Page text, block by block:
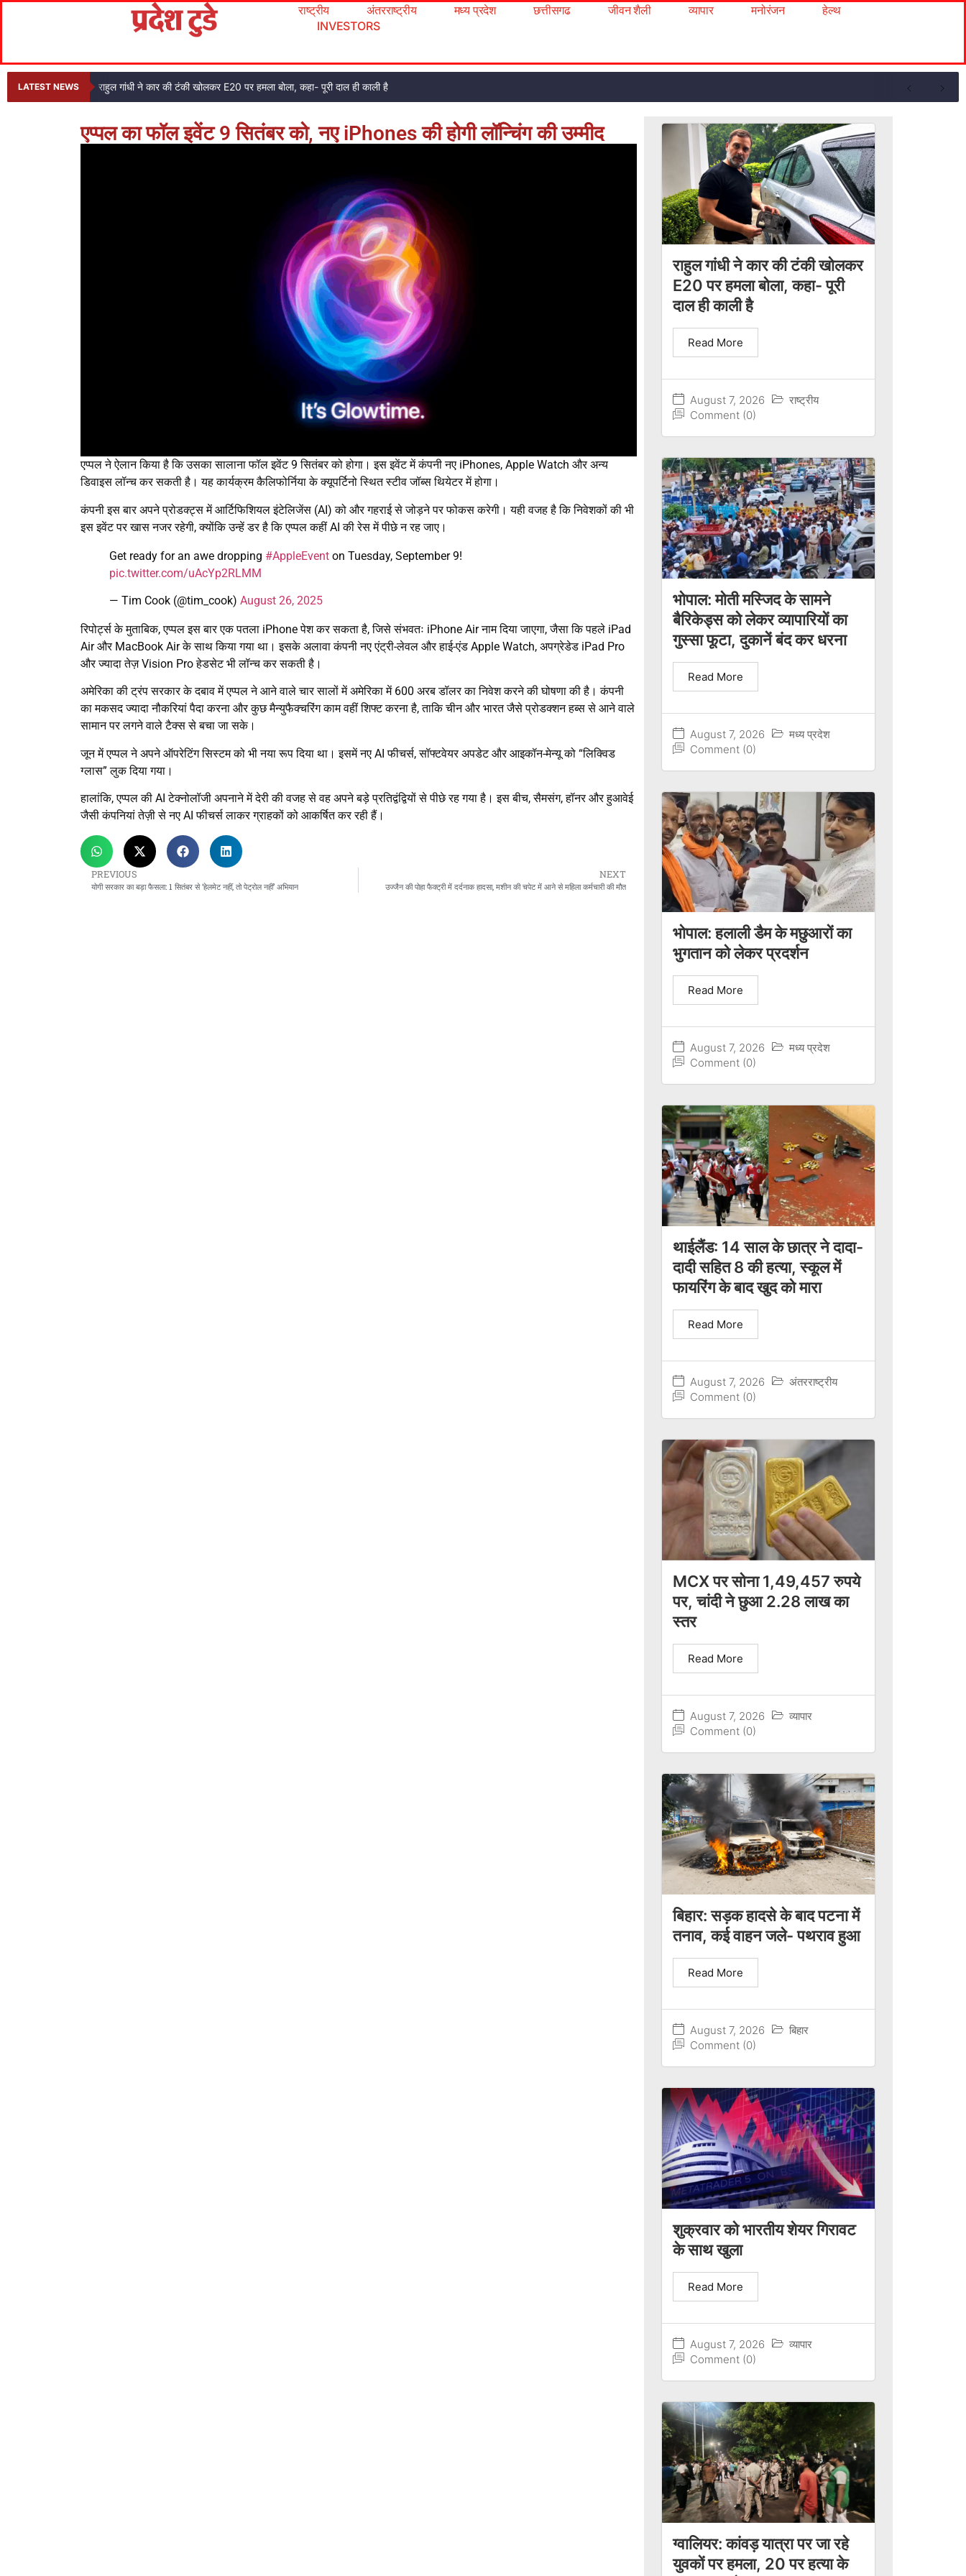
राष्ट्रीय अंतरराष्ट्रीय मध्य प्रदेश छत्तीसगढ जीवन शैली व्यापार मनोरंजन
हेल्थ
INVESTORS
LATEST NEWS राहुल गांधी ने कार की टंकी खोलकर E20 पर हमला बोला, कहा- पूरी दाल ही काली है
एप्पल का फॉल इवेंट 9 सितंबर को, नए iPhones की होगी लॉन्चिंग की उम्मीद
एप्पल ने ऐलान किया है कि उसका सालाना फॉल इवेंट 9 सितंबर को होगा। इस इवेंट में कंपनी नए iPhones, Apple Watch और अन्य
डिवाइस लॉन्च कर सकती है। यह कार्यक्रम कैलिफोर्निया के क्यूपर्टिनो स्थित स्टीव जॉब्स थियेटर में होगा।
कंपनी इस बार अपने प्रोडक्ट्स में आर्टिफिशियल इंटेलिजेंस (AI) को और गहराई से जोड़ने पर फोकस करेगी। यही वजह है कि निवेशकों की भी
इस इवेंट पर खास नजर रहेगी, क्योंकि उन्हें डर है कि एप्पल कहीं AI की रेस में पीछे न रह जाए।
Get ready for an awe dropping #AppleEvent on Tuesday, September 9!
pic.twitter.com/uAcYp2RLMM
— Tim Cook (@tim_cook) August 26, 2025
रिपोर्ट्स के मुताबिक, एप्पल इस बार एक पतला iPhone पेश कर सकता है, जिसे संभवतः iPhone Air नाम दिया जाएगा, जैसा कि पहले iPad
Air और MacBook Air के साथ किया गया था। इसके अलावा कंपनी नए एंट्री-लेवल और हाई-एंड Apple Watch, अपग्रेडेड iPad Pro
और ज्यादा तेज़ Vision Pro हेडसेट भी लॉन्च कर सकती है।
अमेरिका की ट्रंप सरकार के दबाव में एप्पल ने आने वाले चार सालों में अमेरिका में 600 अरब डॉलर का निवेश करने की घोषणा की है। कंपनी
का मकसद ज्यादा नौकरियां पैदा करना और कुछ मैन्युफैक्चरिंग काम वहीं शिफ्ट करना है, ताकि चीन और भारत जैसे प्रोडक्शन हब्स से आने वाले
सामान पर लगने वाले टैक्स से बचा जा सके।
जून में एप्पल ने अपने ऑपरेटिंग सिस्टम को भी नया रूप दिया था। इसमें नए AI फीचर्स, सॉफ्टवेयर अपडेट और आइकॉन-मेन्‍यू को “लिक्विड
ग्लास” लुक दिया गया।
हालांकि, एप्पल की AI टेक्नोलॉजी अपनाने में देरी की वजह से वह अपने बड़े प्रतिद्वंद्वियों से पीछे रह गया है। इस बीच, सैमसंग, हॉनर और हुआवेई
जैसी कंपनियां तेज़ी से नए AI फीचर्स लाकर ग्राहकों को आकर्षित कर रही हैं।
PREVIOUS
योगी सरकार का बड़ा फैसला: 1 सितंबर से ‘हेलमेट नहीं, तो पेट्रोल नहीं’ अभियान
NEXT
उज्जैन की पोहा फैक्ट्री में दर्दनाक हादसा, मशीन की चपेट में आने से महिला कर्मचारी की मौत
राहुल गांधी ने कार की टंकी खोलकर
E20 पर हमला बोला, कहा- पूरी
दाल ही काली है
August 7, 2026
राष्ट्रीय
Comment (0)
Read More
भोपाल: मोती मस्जिद के सामने
बैरिकेड्स को लेकर व्यापारियों का
गुस्सा फूटा, दुकानें बंद कर धरना
August 7, 2026
मध्य प्रदेश
Comment (0)
Read More
भोपाल: हलाली डैम के मछुआरों का
भुगतान को लेकर प्रदर्शन
August 7, 2026
मध्य प्रदेश
Comment (0)
Read More
थाईलैंड: 14 साल के छात्र ने दादा-
दादी सहित 8 की हत्या, स्कूल में
फायरिंग के बाद खुद को मारा
August 7, 2026
अंतरराष्ट्रीय
Comment (0)
Read More
MCX पर सोना 1,49,457 रुपये
पर, चांदी ने छुआ 2.28 लाख का
स्तर
August 7, 2026
व्यापार
Comment (0)
Read More
बिहार: सड़क हादसे के बाद पटना में
तनाव, कई वाहन जले- पथराव हुआ
August 7, 2026
बिहार
Comment (0)
Read More
शुक्रवार को भारतीय शेयर गिरावट
के साथ खुला
August 7, 2026
व्यापार
Comment (0)
Read More
ग्वालियर: कांवड़ यात्रा पर जा रहे
युवकों पर हमला, 20 पर हत्या के